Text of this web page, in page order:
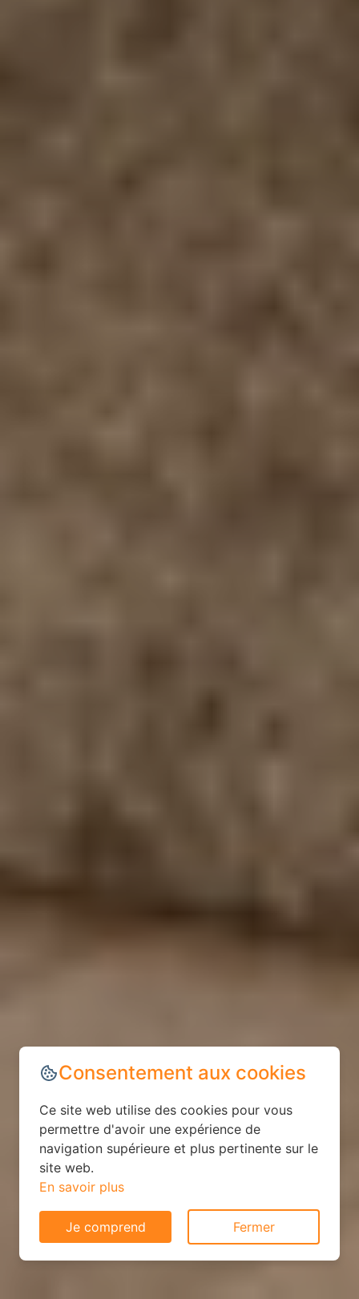
Consentement aux cookies
Ce site web utilise des cookies pour vous
permettre d'avoir une expérience de
navigation supérieure et plus pertinente sur le
site web.
En savoir plus
Je comprend Fermer